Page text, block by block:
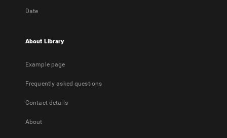
Date
About Library
Example page
Frequently asked questions
Contact details
About